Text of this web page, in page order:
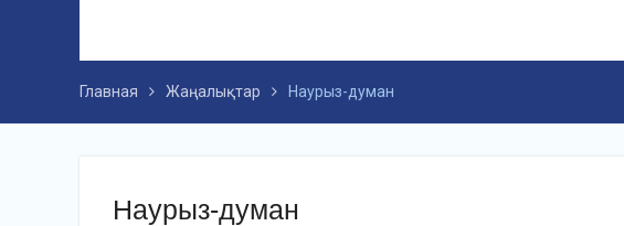
Главная Жаңалықтар Наурыз-думан
Наурыз-думан